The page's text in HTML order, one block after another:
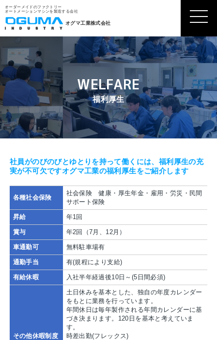
オーダーメイドのファクトリー
オートメーションマシンを製造する会社
オグマ工業株式会社
WELFARE
福利厚生
社員がのびのびとゆとりを持って働くには、福利厚生の充
実が不可欠ですオグマ工業の福利厚生をご紹介します
各種社会保険
社会保険 健康・厚生年金・雇用・労災・民間
サポート保険
昇給 年1回
賞与 年2回（7月、12月）
車通勤可 無料駐車場有
通勤手当 有(規程により支給)
有給休暇 入社半年経過後10日～(5日間必須)
その他休暇制度
土日休みを基本とした、独自の年度カレンダー
をもとに業務を行っています。
年間休日は毎年製作される年間カレンダーに基
づき決まります。120日を基本と考えていま
す。
時差出勤(フレックス)